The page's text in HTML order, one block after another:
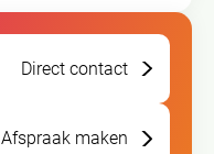
Direct contact
Afspraak maken